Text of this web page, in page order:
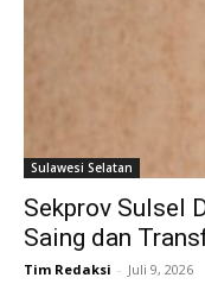
Sulawesi Selatan
Sekprov Sulsel
Saing dan
Tim Redaksi - Juli 9, 2026